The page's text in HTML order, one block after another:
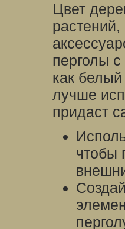
Цвет
перголы с
как
лучше
придаст
чтобы